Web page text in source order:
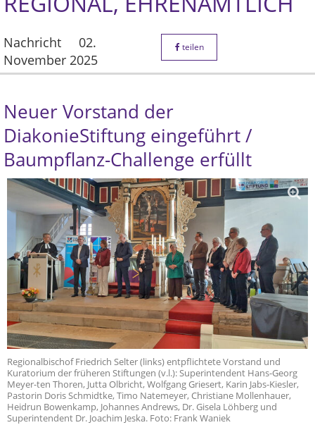
Nachricht
02.
November 2025
teilen
Neuer Vorstand der
DiakonieStiftung eingeführt /
Baumpflanz-Challenge erfüllt
Regionalbischof Friedrich Selter (links) entpflichtete Vorstand und
Kuratorium der früheren Stiftungen (v.l.): Superintendent Hans-Georg
Meyer-ten Thoren, Jutta Olbricht, Wolfgang Griesert, Karin Jabs-Kiesler,
Pastorin Doris Schmidtke, Timo Natemeyer, Christiane Mollenhauer,
Heidrun Bowenkamp, Johannes Andrews, Dr. Gisela Löhberg und
Superintendent Dr. Joachim Jeska. Foto: Frank Waniek